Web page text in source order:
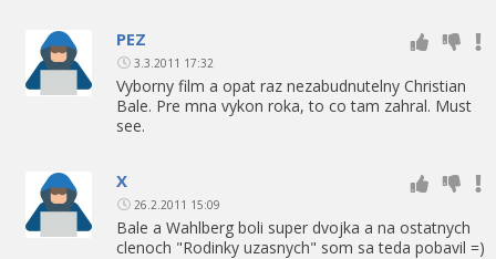
PEZ
3.3.2011 17:32
Vyborny film a opat raz nezabudnutelny Christian
Bale. Pre mna vykon roka, to co tam zahral. Must
see.
X
26.2.2011 15:09
Bale a Wahlberg boli super dvojka a na ostatnych
clenoch "Rodinky uzasnych" som sa teda pobavil =)